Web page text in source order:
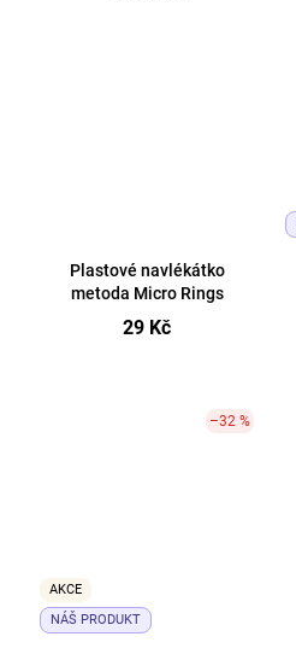
Plastové navlékátko
metoda Micro Rings
29 Kč
AKCE
NÁŠ PRODUKT
–32 %